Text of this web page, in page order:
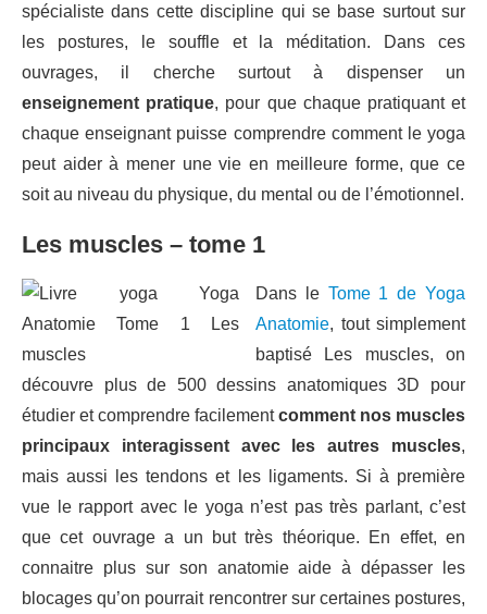
spécialiste dans cette discipline qui se base surtout sur
les postures, le souffle et la méditation. Dans ces
ouvrages, il cherche surtout à dispenser un
enseignement pratique, pour que chaque pratiquant et
chaque enseignant puisse comprendre comment le yoga
peut aider à mener une vie en meilleure forme, que ce
soit au niveau du physique, du mental ou de l’émotionnel.
Les muscles – tome 1
Dans le Tome 1 de Yoga
Anatomie, tout simplement
baptisé Les muscles, on
découvre plus de 500 dessins anatomiques 3D pour
étudier et comprendre facilementcomment nos muscles
principaux interagissent avec les autres muscles,
mais aussi les tendons et les ligaments. Si à première
vue le rapport avec le yoga n’est pas très parlant, c’est
que cet ouvrage a un but très théorique. En effet, en
connaitre plus sur son anatomie aide à dépasser les
blocages qu’on pourrait rencontrer sur certaines postures,